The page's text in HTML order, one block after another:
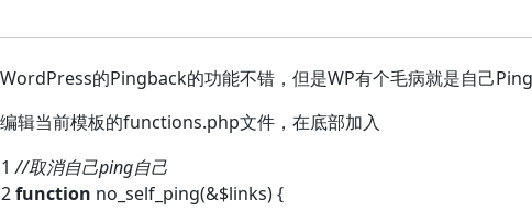
WordPress的Pingback的功能不错，但是WP有个毛病就是自己
编辑当前模板的functions.php文件，在底部加入
1
2
//取消自己ping自己
function no_self_ping(&$links) {